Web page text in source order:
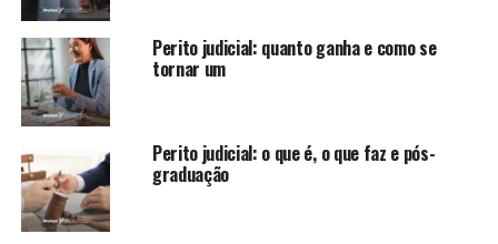
Perito judicial: quanto ganha e como se
tornar um
Perito judicial: o que é, o que faz e pós-
graduação